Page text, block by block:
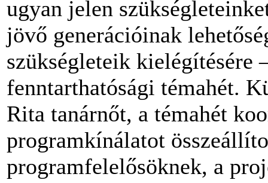
ugyan jelen
jövő generációinak
szükségleteik kielégítésére
fenntarthatósági témahét.
Rita tanárnőt, a témahét
programkínálatot
programfelelősöknek, a